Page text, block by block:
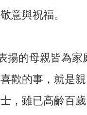
意與祝福。
揚的母親皆為
歡的事，就是
，雖已高齡百